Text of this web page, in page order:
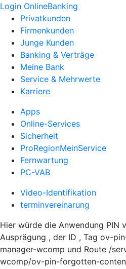
Login OnlineBanking
Privatkunden
Firmenkunden
Junge Kunden
Banking & Verträge
Meine Bank
Service & Mehrwerte
Karriere
Apps
Online-Services
Sicherheit
ProRegionMeinService
Fernwartung
PC-VAB
Video-Identifikation
terminvereinarung
Hier würde die Anwendung PIN
Ausprägung , der ID , Tag ov-
manager-wcomp und Route /
wcomp/ov-pin-forgotten-